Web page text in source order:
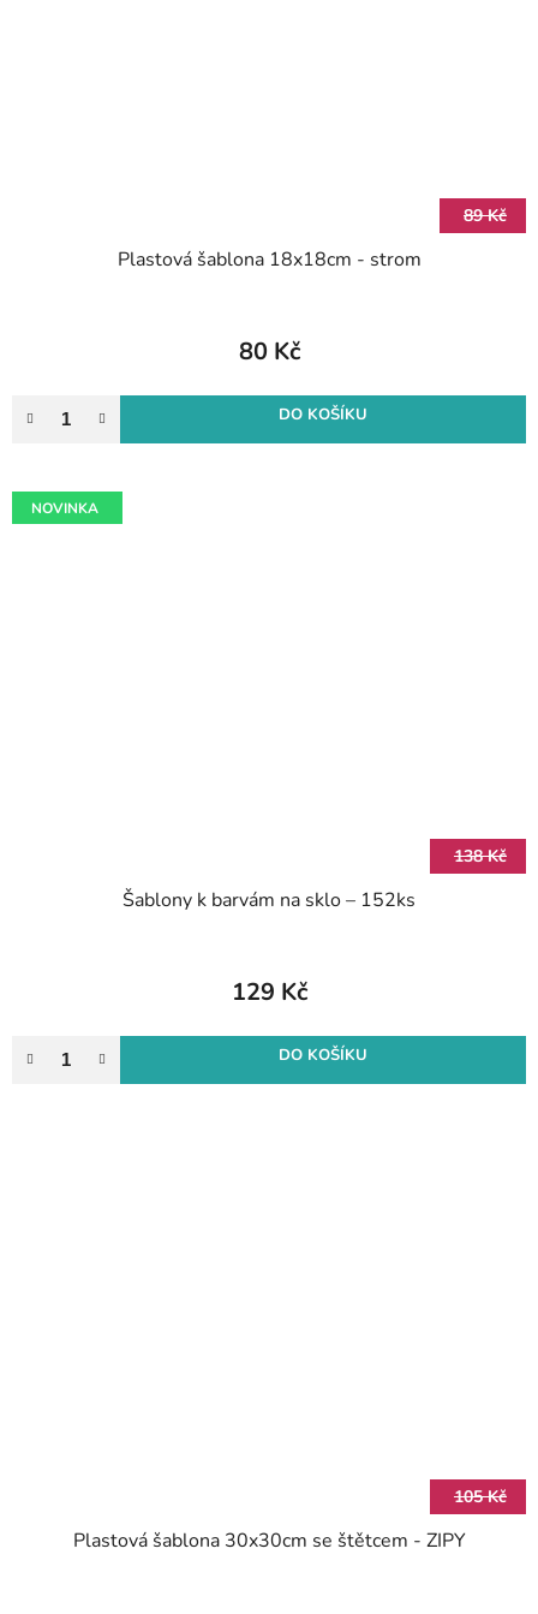
89 Kč
Plastová šablona 18x18cm - strom
80 Kč
DO KOŠÍKU
NOVINKA
138 Kč
Šablony k barvám na sklo – 152ks
129 Kč
DO KOŠÍKU
105 Kč
Plastová šablona 30x30cm se štětcem - ZIPY